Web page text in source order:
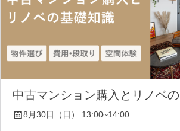
中古マンション購入とリノベ
8月30日（日） 13:00~14:00